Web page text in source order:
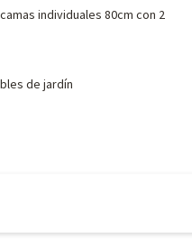
individuales 80cm con 2
de jardín